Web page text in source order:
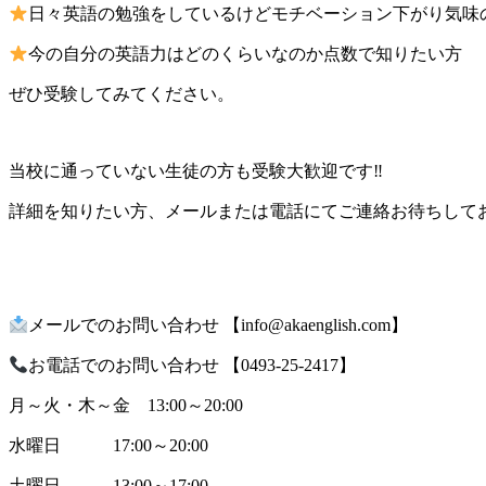
日々英語の勉強をしているけどモチベーション下がり気味
今の自分の英語力はどのくらいなのか点数で知りたい方
ぜひ受験してみてください。
当校に通っていない生徒の方も受験大歓迎です‼
詳細を知りたい方、メールまたは電話にてご連絡お待ちして
メールでのお問い合わせ 【info@akaenglish.com】
お電話でのお問い合わせ 【0493-25-2417】
月～火・木～金 13:00～20:00
水曜日 17:00～20:00